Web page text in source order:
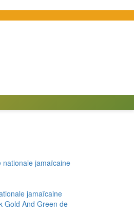
jamaïcaine